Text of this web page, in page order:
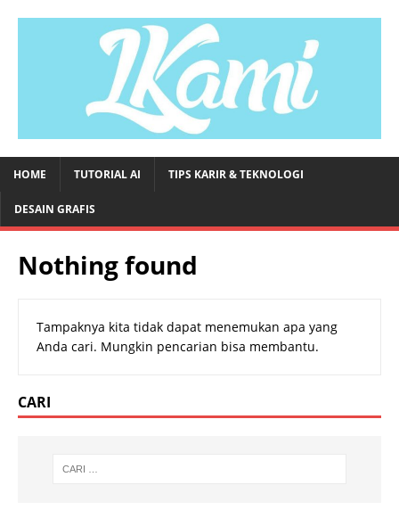
HOME TUTORIAL AI TIPS KARIR & TEKNOLOGI
DESAIN GRAFIS
Nothing found
Tampaknya kita tidak dapat menemukan apa yang
Anda cari. Mungkin pencarian bisa membantu.
CARI